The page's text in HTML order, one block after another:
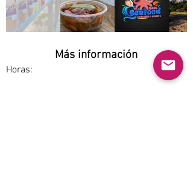
Más información
Horas: